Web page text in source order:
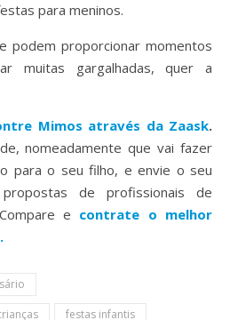
para meninos.
podem proporcionar momentos
muitas gargalhadas, quer a
Mimos através da Zaask.
nomeadamente que vai fazer
para o seu filho, e envie o seu
de profissionais de
e contrate o melhor
festas infantis